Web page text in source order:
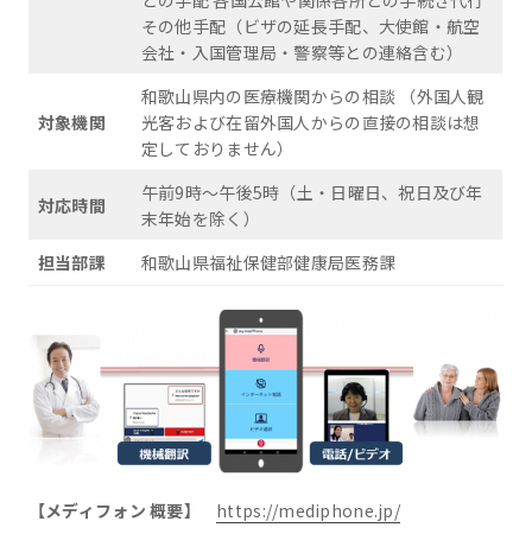
その他手配（ビザの延長手配、大使館・航空
会社・入国管理局・警察等との連絡含む）
対象機関
和歌山県内の医療機関からの相談 （外国人観
光客および在留外国人からの直接の相談は想
定しておりません）
対応時間
午前9時～午後5時（土・日曜日、祝日及び年
末年始を除く）
担当部課
和歌山県福祉保健部健康局医務課
【メディフォン 概要】 https://mediphone.jp/